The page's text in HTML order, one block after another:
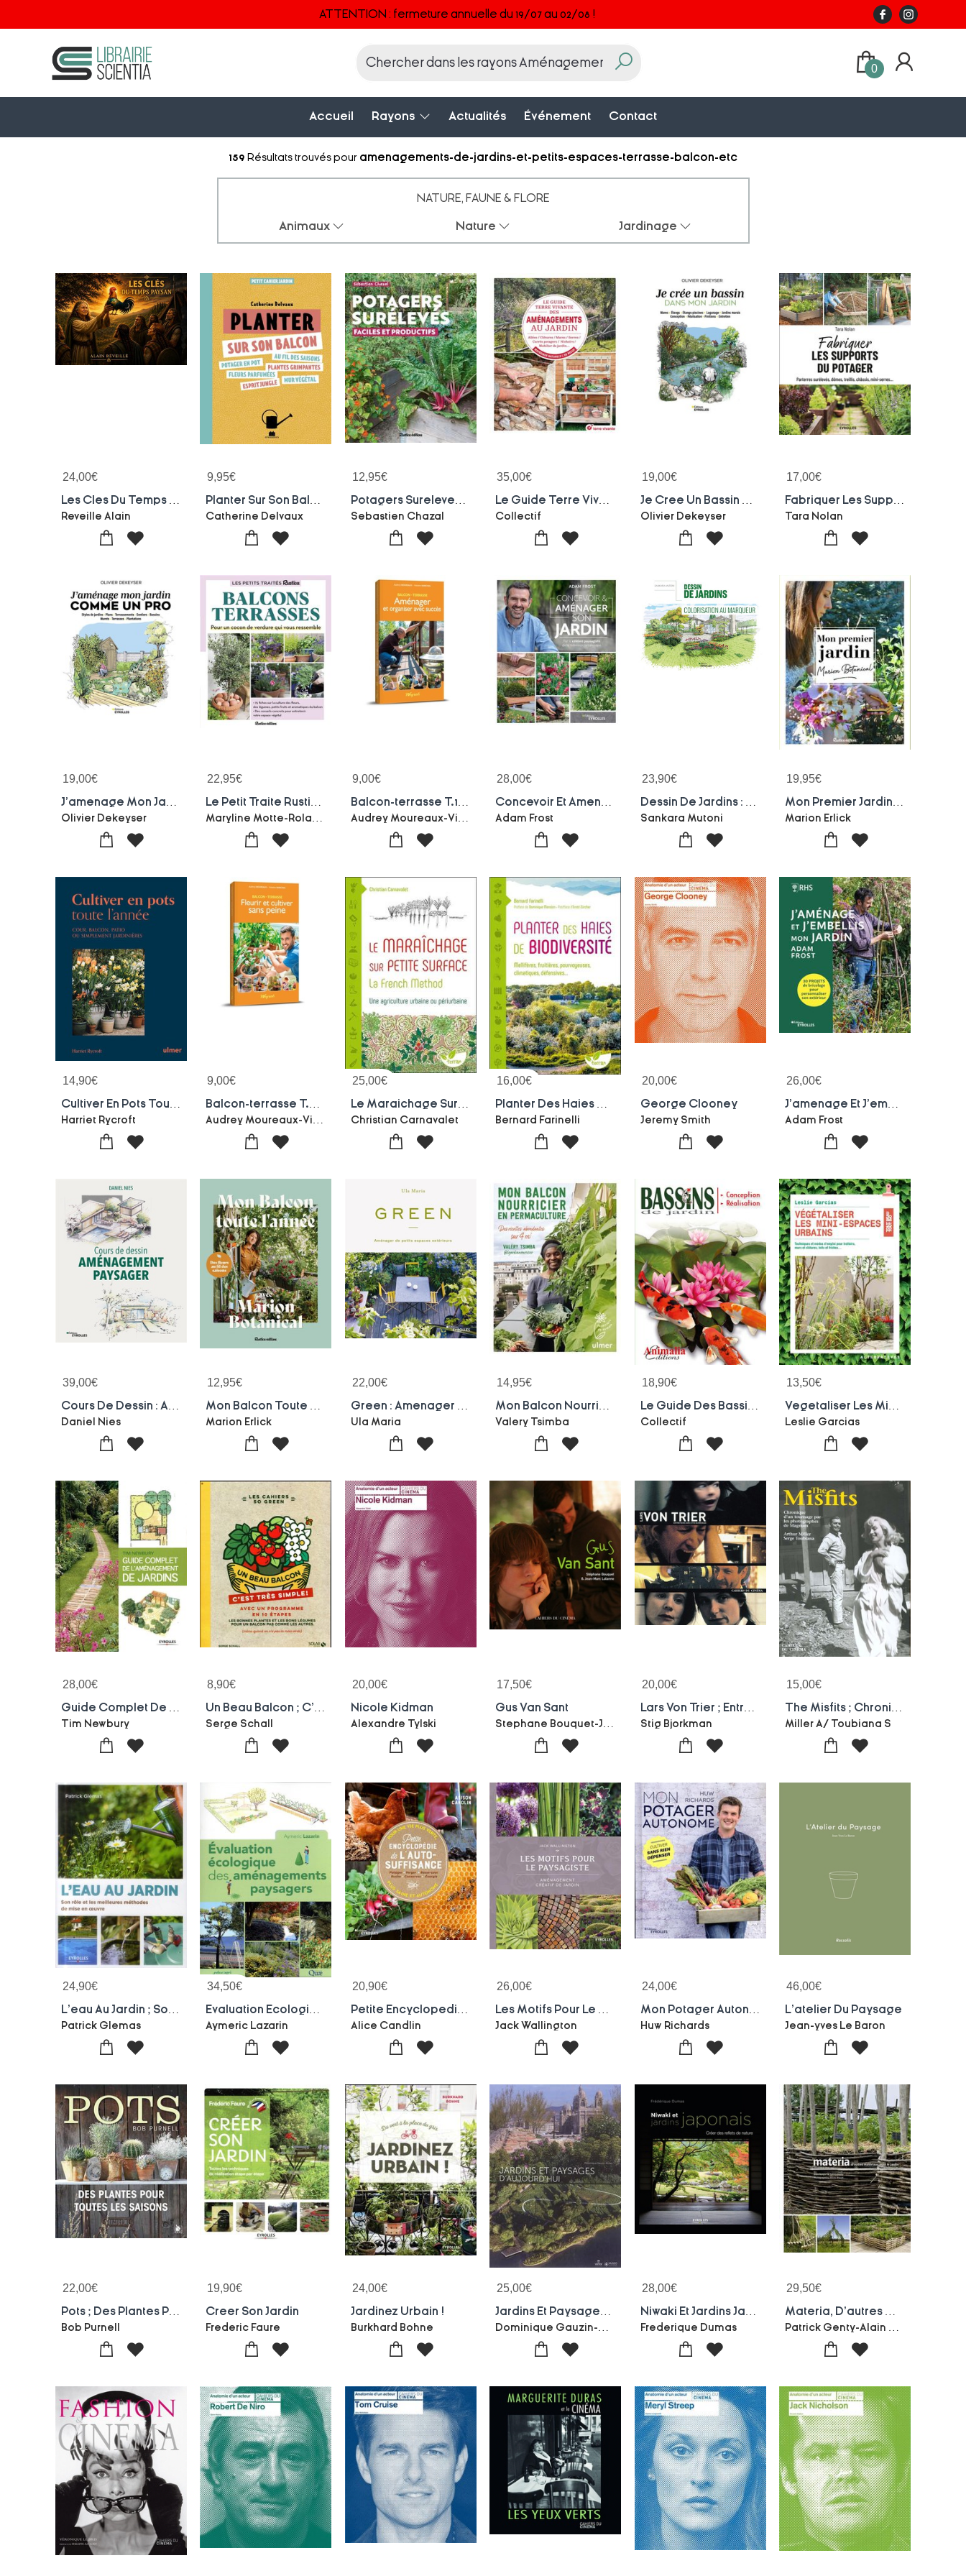
ATTENTION : fermeture annuelle du 19/07 au 02/08 !
0
Accueil Rayons Actualités Événement Contact
159 Résultats trouvés pour amenagements-de-jardins-et-petits-espaces-terrasse-balcon-etc
NATURE, FAUNE & FLORE
Animaux Nature Jardinage
24,00€
Reveille Alain
9,95€
Catherine Delvaux
12,95€
Sebastien Chazal
35,00€
Collectif
19,00€
Olivier Dekeyser
17,00€
Tara Nolan
19,00€
Olivier Dekeyser
22,95€ 9,00€ 28,00€
Adam Frost
23,90€
Sankara Mutoni
19,95€
Marion Erlick
14,90€
Harriet Rycroft
9,00€ 25,00€
Christian Carnavalet
16,00€
Bernard Farinelli
20,00€
George Clooney
Jeremy Smith
26,00€
Adam Frost
39,00€
Daniel Nies
12,95€
Marion Erlick
22,00€
Ula Maria
14,95€
Valery Tsimba
18,90€
Collectif
13,50€
Leslie Garcias
28,00€
Tim Newbury
8,90€
Serge Schall
20,00€
Nicole Kidman
Alexandre Tylski
17,50€
Gus Van Sant
20,00€
Stig Bjorkman
15,00€
Miller A/ Toubiana S
24,90€
Patrick Glemas
34,50€
Aymeric Lazarin
20,90€
Alice Candlin
26,00€
Jack Wallington
24,00€
Huw Richards
46,00€
L'atelier Du Paysage
Jean-yves Le Baron
22,00€
Pots ; Des Plantes Pour Toutes Les Saisons
Bob Purnell
19,90€
Creer Son Jardin
Frederic Faure
24,00€
Jardinez Urbain !
Burkhard Bohne
25,00€ 28,00€
Frederique Dumas
29,50€